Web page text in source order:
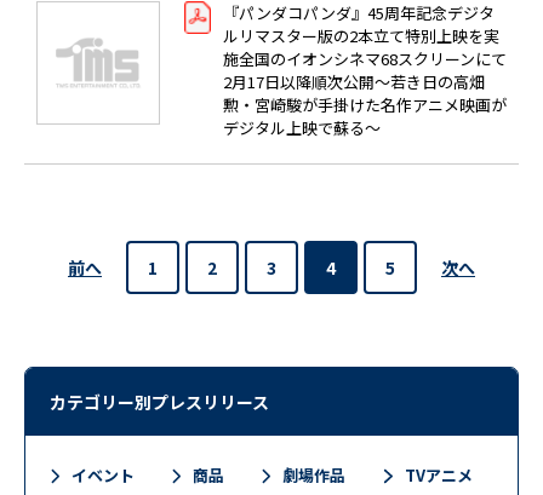
『パンダコパンダ』45周年記念デジタ
ルリマスター版の2本立て特別上映を実
施全国のイオンシネマ68スクリーンにて
2月17日以降順次公開～若き日の高畑
勲・宮崎駿が手掛けた名作アニメ映画が
デジタル上映で蘇る～
前へ 1 2 3 4 5 次へ
カテゴリー別プレスリリース
イベント 商品 劇場作品
TVアニメ